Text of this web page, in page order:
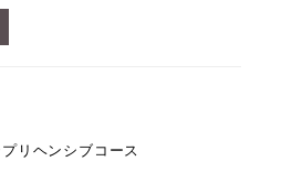
リヘンシブコース